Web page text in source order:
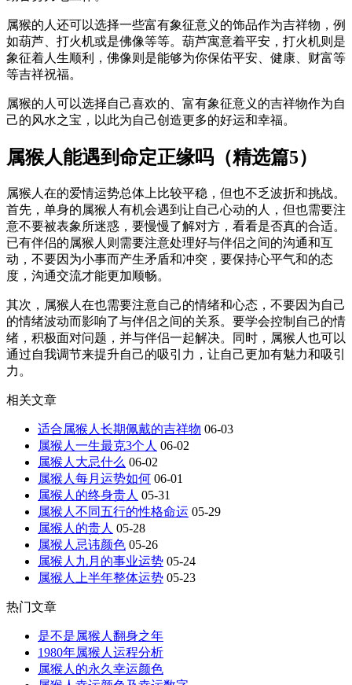
属猴的人还可以选择一些富有象征意义的饰品作为吉祥物，例
如葫芦、打火机或是佛像等等。葫芦寓意着平安，打火机则是
象征着人生顺利，佛像则是能够为你保佑平安、健康、财富等
等吉祥祝福。
属猴的人可以选择自己喜欢的、富有象征意义的吉祥物作为自
己的风水之宝，以此为自己创造更多的好运和幸福。
属猴人能遇到命定正缘吗（精选篇5）
属猴人在的爱情运势总体上比较平稳，但也不乏波折和挑战。
首先，单身的属猴人有机会遇到让自己心动的人，但也需要注
意不要被表象所迷惑，要慢慢了解对方，看看是否真的合适。
已有伴侣的属猴人则需要注意处理好与伴侣之间的沟通和互
动，不要因为小事而产生矛盾和冲突，要保持心平气和的态
度，沟通交流才能更加顺畅。
其次，属猴人在也需要注意自己的情绪和心态，不要因为自己
的情绪波动而影响了与伴侣之间的关系。要学会控制自己的情
绪，积极面对问题，并与伴侣一起解决。同时，属猴人也可以
通过自我调节来提升自己的吸引力，让自己更加有魅力和吸引
力。
相关文章
适合属猴人长期佩戴的吉祥物 06-03
属猴人一生最克3个人 06-02
属猴人大忌什么 06-02
属猴人每月运势如何 06-01
属猴人的终身贵人 05-31
属猴人不同五行的性格命运 05-29
属猴人的贵人 05-28
属猴人忌讳颜色 05-26
属猴人九月的事业运势 05-24
属猴人上半年整体运势 05-23
热门文章
是不是属猴人翻身之年
1980年属猴人运程分析
属猴人的永久幸运颜色